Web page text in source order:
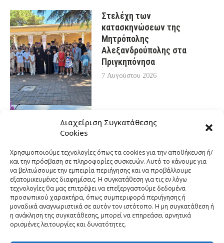
Διαχείριση Συγκατάθεσης
Cookies
Χρησιμοποιούμε τεχνολογίες όπως τα cookies για την αποθήκευση ή/
και την πρόσβαση σε πληροφορίες συσκευών. Αυτό το κάνουμε για
να βελτιώσουμε την εμπειρία περιήγησης και να προβάλλουμε
εξατομικευμένες διαφημίσεις. Η συγκατάθεση για τις εν λόγω
τεχνολογίες θα μας επιτρέψει να επεξεργαστούμε δεδομένα
προσωπικού χαρακτήρα, όπως συμπεριφορά περιήγησης ή
μοναδικά αναγνωριστικά σε αυτόν τον ιστότοπο. Η μη συγκατάθεση ή
η ανάκληση της συγκατάθεσης, μπορεί να επηρεάσει αρνητικά
ορισμένες λειτουργίες και δυνατότητες.
Στελέχη των
κατασκηνώσεων της
Μητρόπολης
Αλεξανδρούπολης στα
Πριγκηπόνησα
7 Αυγούστου 2026